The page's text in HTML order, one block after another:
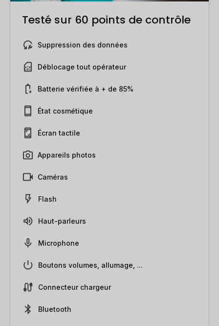
Testé sur 60 points de contrôle
Suppression des données
Déblocage tout opérateur
Batterie vérifiée à + de 85%
État cosmétique
Écran tactile
Appareils photos
Caméras
Flash
Haut-parleurs
Microphone
Boutons volumes, allumage, ...
Connecteur chargeur
Bluetooth